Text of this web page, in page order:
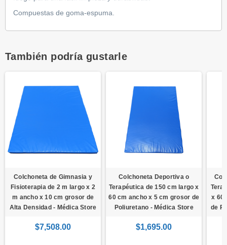
Compuestas de goma-espuma.
También podría gustarle
Colchoneta de Gimnasia y
Fisioterapia de 2 m largo x 2
m ancho x 10 cm grosor de
Alta Densidad - Médica Store
$7,508.00
Colchoneta Deportiva o
Terapéutica de 150 cm largo x
60 cm ancho x 5 cm grosor de
Poliuretano - Médica Store
$1,695.00
x 60
de